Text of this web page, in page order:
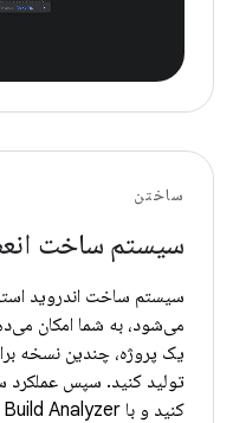
ساختن
سیستم ساخت
می‌شود، به شما امکان
یک پروژه، چندین نسخه
تولید کنید. سپس